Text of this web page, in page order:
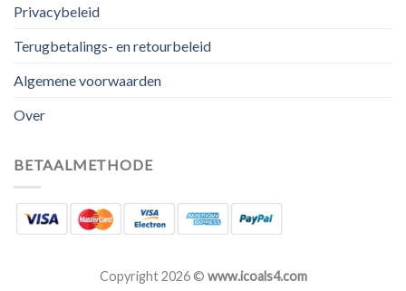
Privacybeleid
Terugbetalings- en retourbeleid
Algemene voorwaarden
Over
BETAALMETHODE
Copyright 2026 © www.icoals4.com